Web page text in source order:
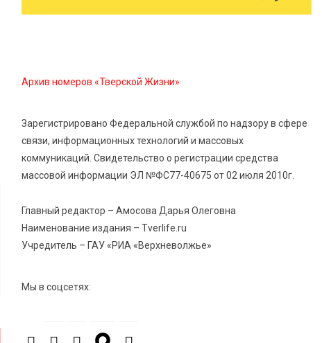
8 Авг 2026 12:12 1281
8 Авг 2026 11:37 421
От теории до практики: в детских лагерях Тверской
8 Авг 2026 10:37 408
Арбуз без риска: на что обратить внимание при
Архив номеров «Тверской Жизни»
Зарегистрировано Федеральной службой по надзору в сфере
связи, информационных технологий и массовых
коммуникаций. Свидетельство о регистрации средства
массовой информации ЭЛ №ФС77-40675 от 02 июля 2010г.
Главный редактор – Амосова Дарья Олеговна
Наименование издания – Tverlife.ru
Учредитель – ГАУ «РИА «Верхневолжье»
Мы в соцсетях: